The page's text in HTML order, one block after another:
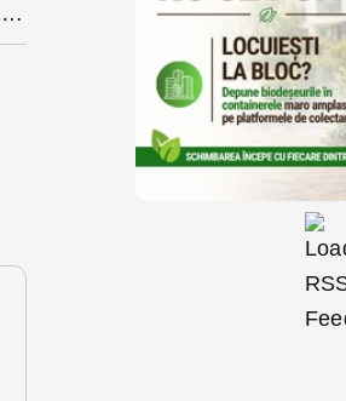
Locuințe din Bistrița fără curent chiar si sâmbăta din cauza unor lucrari programate la retea. Vezi programul întreruperilor până în 3 iunie